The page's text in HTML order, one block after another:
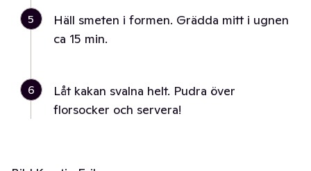
5
Häll smeten i formen. Grädda mitt i ugnen
ca 15 min.
6
Låt kakan svalna helt. Pudra över
florsocker och servera!